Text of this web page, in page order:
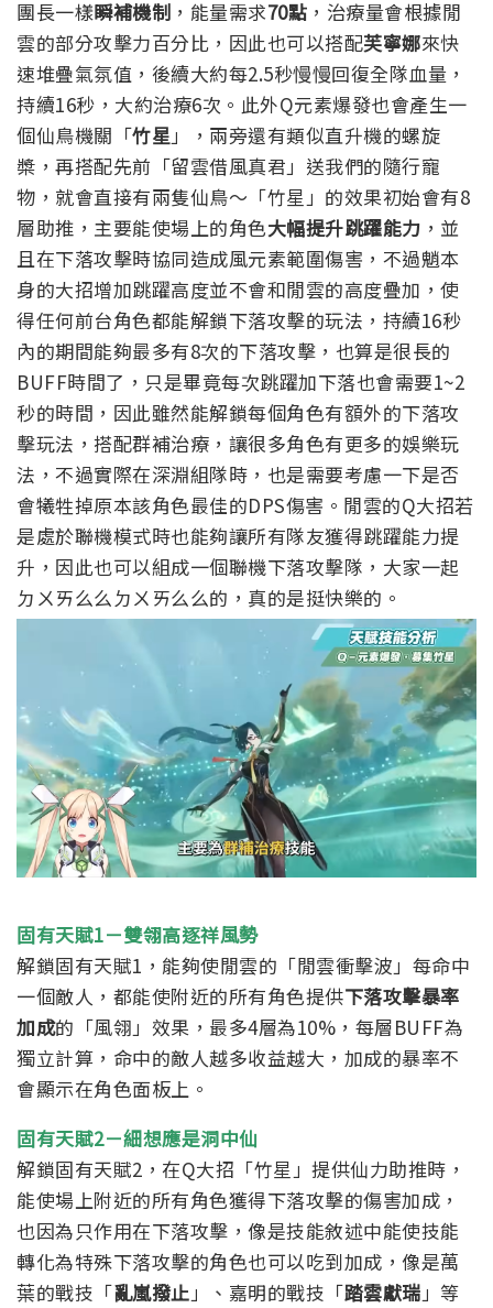
團長一樣瞬補機制 ，能量需求70點 ，治療量會根據閒
雲的部分攻擊力百分比，因此也可以搭配芙寧娜來快
速堆疊氣氛值，後續大約每2.5秒慢慢回復全隊血量，
持續16秒，大約治療6次。 此外Q元素爆發也會產生一
個仙鳥機關「竹星 」，兩旁還有類似直升機的螺旋
槳，再搭配先前「留雲借風真君」送我們的隨行寵
物，就會直接有兩隻仙鳥～ 「竹星」的效果初始會有8
層助推，主要能使場上的角色大幅提升跳躍能力 ，並
且在下落攻擊時協同造成風元素範圍傷害，不過魈本
身的大招增加跳躍高度並不會和閒雲的高度疊加，使
得任何前台角色都能解鎖下落攻擊的玩法，持續16秒
內的期間能夠最多有8次的下落攻擊，也算是很長的
BUFF時間了，只是畢竟每次跳躍加下落也會需要1~2
秒的時間，因此雖然能解鎖每個角色有額外的下落攻
擊玩法，搭配群補治療，讓很多角色有更多的娛樂玩
法，不過實際在深淵組隊時，也是需要考慮一下是否
會犧牲掉原本該角色最佳的DPS傷害。 閒雲的Q大招若
是處於聯機模式時也能夠讓所有隊友獲得跳躍能力提
升，因此也可以組成一個聯機下落攻擊隊，大家一起
ㄉㄨㄞ么么ㄉㄨㄞ么么的，真的是挺快樂的。
固有天賦1－雙翎高逐祥風勢
解鎖固有天賦1，能夠使閒雲的「閒雲衝擊波」每命中
一個敵人，都能使附近的所有角色提供下落攻擊暴率
加成的「風翎」效果，最多4層為10%，每層BUFF為
獨立計算，命中的敵人越多收益越大，加成的暴率不
會顯示在角色面板上。
固有天賦2－細想應是洞中仙
解鎖固有天賦2，在Q大招「竹星」提供仙力助推時，
能使場上附近的所有角色獲得下落攻擊的傷害加成，
也因為只作用在下落攻擊，像是技能敘述中能使技能
轉化為特殊下落攻擊的角色也可以吃到加成，像是萬
葉的戰技「亂嵐撥止」、嘉明的戰技「踏雲獻瑞」等